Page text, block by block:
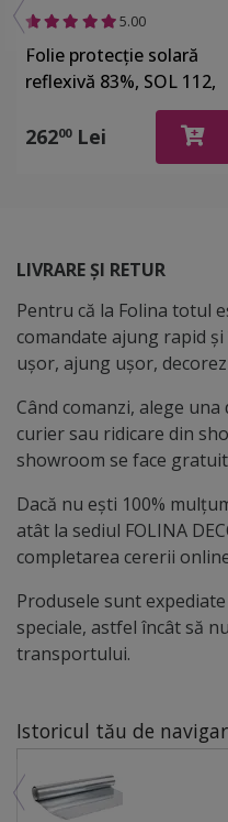
5.00
Folie protecție solară
reflexivă 83%, SOL 112,
efect de oglindă, cu
aplicare la exterior, rolă
26200Lei
LIVRARE ȘI RETUR
Pentru că la Folina totul
comandate ajung rapid
ușor, ajung ușor,
Când comanzi, alege
curier sau ridicare din
showroom se face
Dacă nu ești 100%
atât la sediul FOLINA
completarea cererii
Produsele sunt
speciale, astfel încât să
transportului.
Istoricul tău de